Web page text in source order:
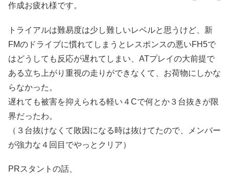
作成お疲れ様です。
トライアルは難易度は少し難しいレベルと思うけど、新
FMのドライブに慣れてしまうとレスポンスの悪いFH5で
はどうしても反応が遅れてしまい、ATプレイの大前提で
ある立ち上がり重視の走りができなくて、お荷物にしかな
らなかった。
遅れても被害を抑えられる軽い４Cで何とか３台抜きが限
界だったわ。
（３台抜けなくて敗因になる時は抜けてたので、メンバー
が強力な４回目でやっとクリア）
PRスタントの話、